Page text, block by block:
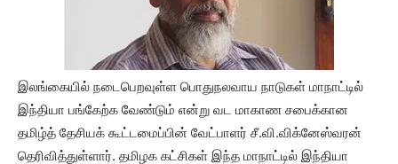
இலங்கையில் நடைபெறவுள்ள பொதுநலவாய நாடுகள் மாநாட்டில்
இந்தியா பங்கேற்க வேண்டும் என்று வட மாகாண சபைக்கான
தமிழ்த் தேசியக் கூட்டமைப்பின் வேட்பாளர் சீ.வி.விக்னேஸ்வரன்
தெரிவித்துள்ளார். தமிழக கட்சிகள் இந்த மாநாட்டில் இந்தியா